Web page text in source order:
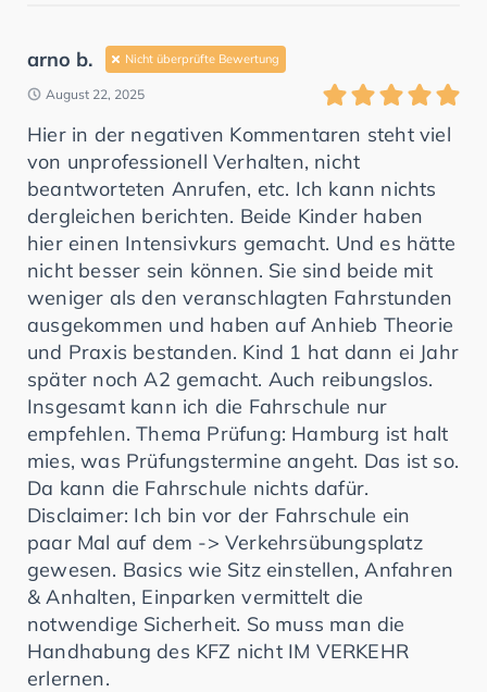
arno b. Nicht überprüfte Bewertung
August 22, 2025
Hier in der negativen Kommentaren steht viel
von unprofessionell Verhalten, nicht
beantworteten Anrufen, etc. Ich kann nichts
dergleichen berichten. Beide Kinder haben
hier einen Intensivkurs gemacht. Und es hätte
nicht besser sein können. Sie sind beide mit
weniger als den veranschlagten Fahrstunden
ausgekommen und haben auf Anhieb Theorie
und Praxis bestanden. Kind 1 hat dann ei Jahr
später noch A2 gemacht. Auch reibungslos.
Insgesamt kann ich die Fahrschule nur
empfehlen. Thema Prüfung: Hamburg ist halt
mies, was Prüfungstermine angeht. Das ist so.
Da kann die Fahrschule nichts dafür.
Disclaimer: Ich bin vor der Fahrschule ein
paar Mal auf dem -> Verkehrsübungsplatz
gewesen. Basics wie Sitz einstellen, Anfahren
& Anhalten, Einparken vermittelt die
notwendige Sicherheit. So muss man die
Handhabung des KFZ nicht IM VERKEHR
erlernen.